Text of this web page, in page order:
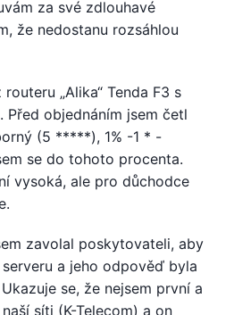
za své zdlouhavé
že nedostanu rozsáhlou
„Alika“ Tenda F3 s
Před objednáním jsem četl
(5 *****), 1% -1 * -
se do tohoto procenta.
vysoká, ale pro důchodce
zavolal poskytovateli, aby
a jeho odpověď byla
se, že nejsem první a
síti (K-Telecom) a on